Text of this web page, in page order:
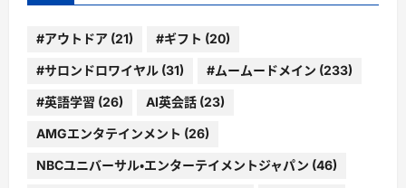
#アウトドア (21) #ギフト (20)
#サロンドロワイヤル (31) #ムームードメイン (233)
#英語学習 (26) AI英会話 (23)
AMGエンタテインメント (26)
NBCユニバーサル・エンターテイメントジャパン (46)